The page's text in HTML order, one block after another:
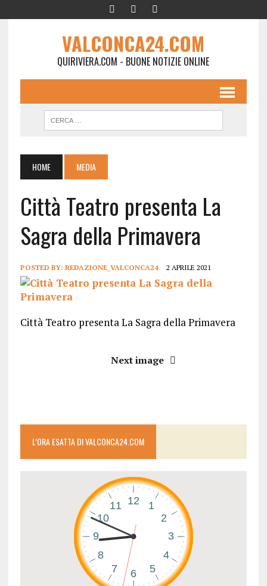
VALCONCA24.COM
QUIRIVIERA.COM - BUONE NOTIZIE ONLINE
HOME MEDIA
Città Teatro presenta La
Sagra della Primavera
POSTED BY: REDAZIONE_VALCONCA24 2 APRILE 2021
Città Teatro presenta La Sagra della Primavera
Next image
L’ORA ESATTA DI VALCONCA24.COM